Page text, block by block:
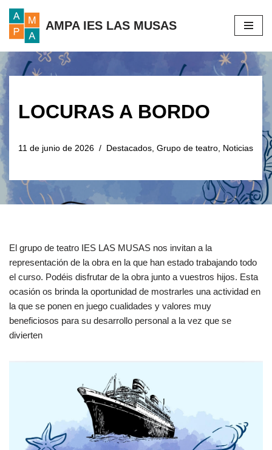
Saltar
contenido
AMPA IES LAS MUSAS
LOCURAS A BORDO
11 de junio de 2026 Destacados Grupo de teatro Noticias
El grupo de teatro IES LAS MUSAS nos invitan a la
representación de la obra en la que han estado trabajando todo
el curso. Podéis disfrutar de la obra junto a vuestros hijos. Esta
ocasión os brinda la oportunidad de mostrarles una actividad en
la que se ponen en juego cualidades y valores muy
beneficiosos para su desarrollo personal a la vez que se
divierten